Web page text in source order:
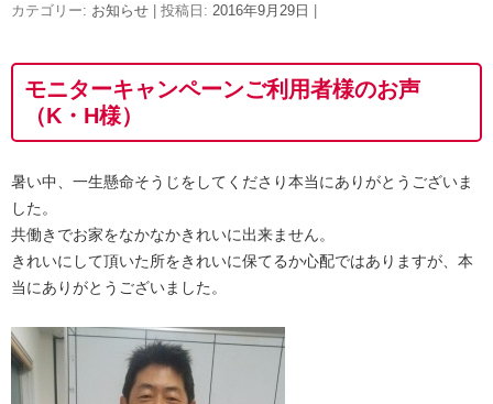
カテゴリー: お知らせ | 投稿日: 2016年9月29日
モニターキャンペーンご利用者様のお声
（K・H様）
暑い中、一生懸命そうじをしてくださり本当にありがとうございま
した。
共働きでお家をなかなかきれいに出来ません。
きれいにして頂いた所をきれいに保てるか心配ではありますが、本
当にありがとうございました。